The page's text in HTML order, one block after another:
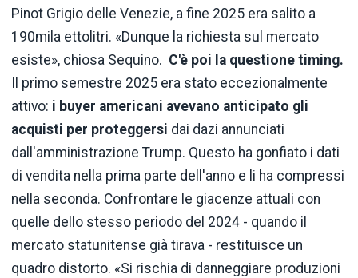
Pinot Grigio delle Venezie, a fine 2025 era salito a
190mila ettolitri. «Dunque la richiesta sul mercato
esiste», chiosa Sequino. C'è poi la questione timing.
Il primo semestre 2025 era stato eccezionalmente
attivo: i buyer americani avevano anticipato gli
acquisti per proteggersi dai dazi annunciati
dall'amministrazione Trump. Questo ha gonfiato i dati
di vendita nella prima parte dell'anno e li ha compressi
nella seconda. Confrontare le giacenze attuali con
quelle dello stesso periodo del 2024 - quando il
mercato statunitense già tirava - restituisce un
quadro distorto. «Si rischia di danneggiare produzioni